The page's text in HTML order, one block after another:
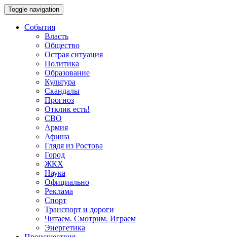
Toggle navigation
События
Власть
Общество
Острая ситуация
Политика
Образование
Культура
Скандалы
Прогноз
Отклик есть!
СВО
Армия
Афиша
Глядя из Ростова
Город
ЖКХ
Наука
Официально
Реклама
Спорт
Транспорт и дороги
Читаем. Смотрим. Играем
Энергетика